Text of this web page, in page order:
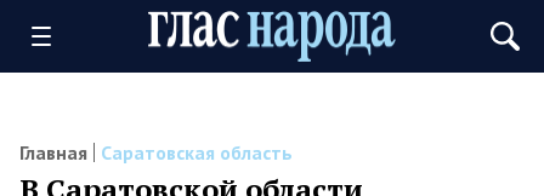
Главная Саратовская область